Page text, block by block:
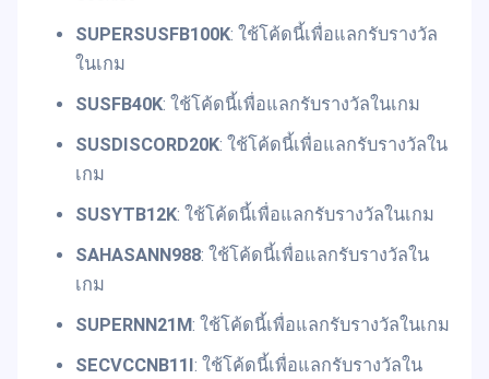
SUPERSUSFB100K: ใช้โค้ดนี้เพื่อแลกรับรางวัล
ในเกม
SUSFB40K: ใช้โค้ดนี้เพื่อแลกรับรางวัลในเกม
SUSDISCORD20K: ใช้โค้ดนี้เพื่อแลกรับรางวัลใน
เกม
SUSYTB12K: ใช้โค้ดนี้เพื่อแลกรับรางวัลในเกม
SAHASANN988: ใช้โค้ดนี้เพื่อแลกรับรางวัลใน
เกม
SUPERNN21M: ใช้โค้ดนี้เพื่อแลกรับรางวัลในเกม
SECVCCNB11I : ใช้โค้ดนี้เพื่อแลกรับรางวัลใน